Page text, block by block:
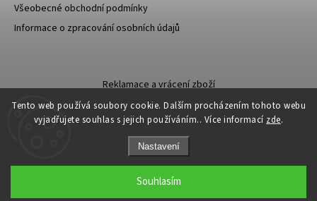
Tento web používá soubory cookie. Dalším procházením tohoto webu
vyjadřujete souhlas s jejich používáním.. Více informací zde.
Nastavení
Souhlasím
Všeobecné obchodní podmínky
Informace o zpracování osobních údajů
Reklamace a vrácení zboží